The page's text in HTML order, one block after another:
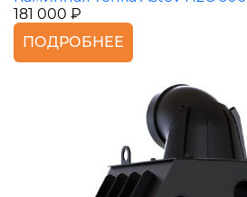
181 000 ₽
ПОДРОБНЕЕ